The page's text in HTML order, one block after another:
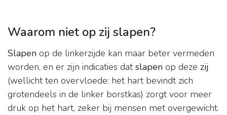
Waarom niet op zij slapen?
Slapen op de linkerzijde kan maar beter vermeden
worden, en er zijn indicaties datslapen op deze zij
(wellicht ten overvloede: het hart bevindt zich
grotendeels in de linker borstkas) zorgt voor meer
druk op het hart, zeker bij mensen met overgewicht.